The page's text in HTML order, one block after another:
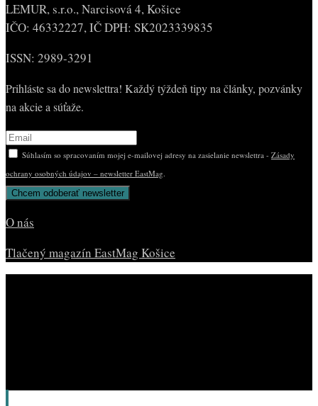
LEMUR, s.r.o., Narcisová 4, Košice
IČO: 46332227, IČ DPH: SK2023339835
ISSN: 2989-3291
Prihláste sa do newslettra! Každý týždeň tipy na články, pozvánky
na akcie a súťaže.
Súhlasím so spracovaním mojej e-mailovej adresy na zasielanie newslettra - Zásady
ochrany osobných údajov – newsletter EastMag.
O nás
Tlačený magazín EastMag Košice